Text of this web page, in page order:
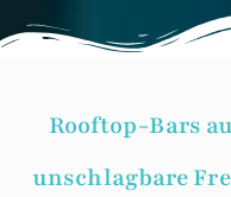
Rooftop-Bars
unschlagbare